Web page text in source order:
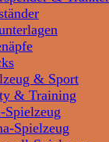
& Sport
& Training
Spielzeug
Spielzeug